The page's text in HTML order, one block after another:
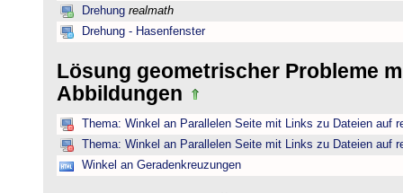
Drehung realmath
Drehung - Hasenfenster
Lösung geometrischer Probleme
Abbildungen
Thema: Winkel an Parallelen Seite mit Links zu Dateien auf
Thema: Winkel an Parallelen Seite mit Links zu Dateien auf
Winkel an Geradenkreuzungen